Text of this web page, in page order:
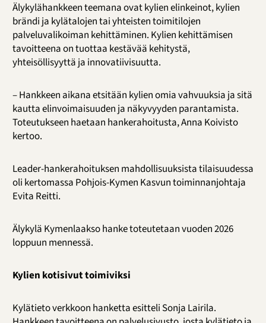
Älykylähankkeen teemana ovat kylien elinkeinot, kylien
brändi ja kylätalojen tai yhteisten toimitilojen
palveluvalikoiman kehittäminen. Kylien kehittämisen
tavoitteena on tuottaa kestävää kehitystä,
yhteisöllisyyttä ja innovatiivisuutta.
– Hankkeen aikana etsitään kylien omia vahvuuksia ja sitä
kautta elinvoimaisuuden ja näkyvyyden parantamista.
Toteutukseen haetaan hankerahoitusta, Anna Koivisto
kertoo.
Leader-hankerahoituksen mahdollisuuksista tilaisuudessa
oli kertomassa Pohjois-Kymen Kasvun toiminnanjohtaja
Evita Reitti.
Älykylä Kymenlaakso hanke toteutetaan vuoden 2026
loppuun mennessä.
Kylien kotisivut toimiviksi
Kylätieto verkkoon hanketta esitteli Sonja Lairila.